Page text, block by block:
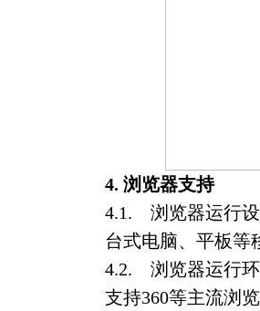
4. 浏览器支持
4.1. 浏览器运行
台式电脑、平板等
4.2. 浏览器运行
支持360等主流浏